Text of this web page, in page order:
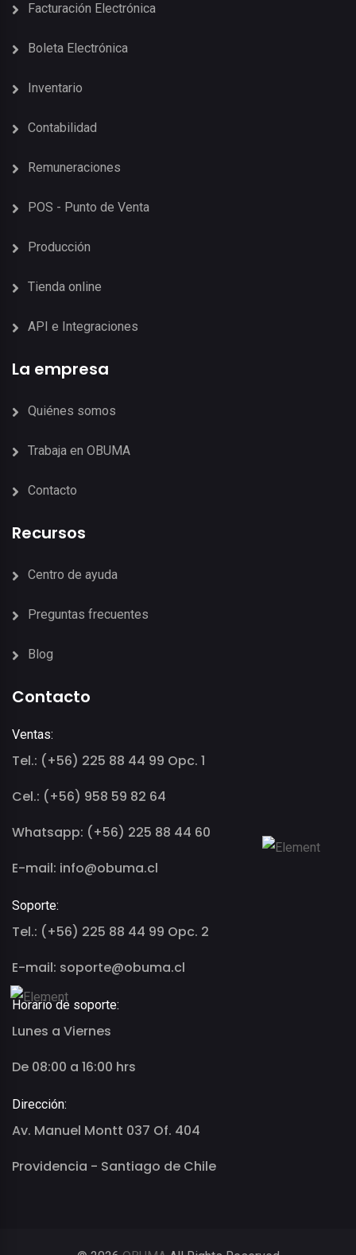
Facturación Electrónica
Boleta Electrónica
Inventario
Contabilidad
Remuneraciones
POS - Punto de Venta
Producción
Tienda online
API e Integraciones
La empresa
Quiénes somos
Trabaja en OBUMA
Contacto
Recursos
Centro de ayuda
Preguntas frecuentes
Blog
Contacto
Ventas:
Tel.: (+56) 225 88 44 99 Opc. 1
Cel.: (+56) 958 59 82 64
Whatsapp: (+56) 225 88 44 60
E-mail: info@obuma.cl
Soporte:
Tel.: (+56) 225 88 44 99 Opc. 2
E-mail: soporte@obuma.cl
Horario de soporte:
Lunes a Viernes
De 08:00 a 16:00 hrs
Dirección:
Av. Manuel Montt 037 Of. 404
Providencia - Santiago de Chile